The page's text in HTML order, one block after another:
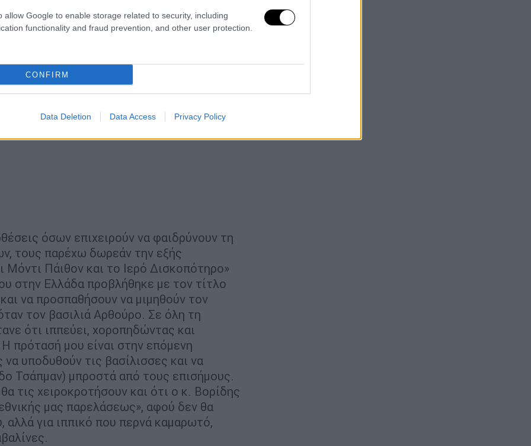
allow Google to enable storage related to security, including
functionality and fraud prevention, and other user protection.
CONFIRM
Data Deletion Data Access Privacy Policy
video
όσων επιχειρούν να φαιδρύνουν τη
τους παρέχω δωρεάν την εξής
Πάιθον και το Ιερό Δισκοπότηρο»
στην Ελλάδα προβλήθηκε με τον τίτλο
να προσπαθήσουν να μιμηθούν τον
τον βασιλιά Αρθούρο. Σε όλη τη
ότι ιππεύει, χοροπηδώντας και
πρότασή μου είναι στην επόμενη
υποδυθούν τις βασίλισσες και να
Τσάπμαν) μπροστά από τους επισήμους.
τις χειροκροτήσουν και ότι ο κ. Βορίδης
μας παρελάσεως», αφού δεν θα
αλλά για ιππικό που περνά καμαρωτό,